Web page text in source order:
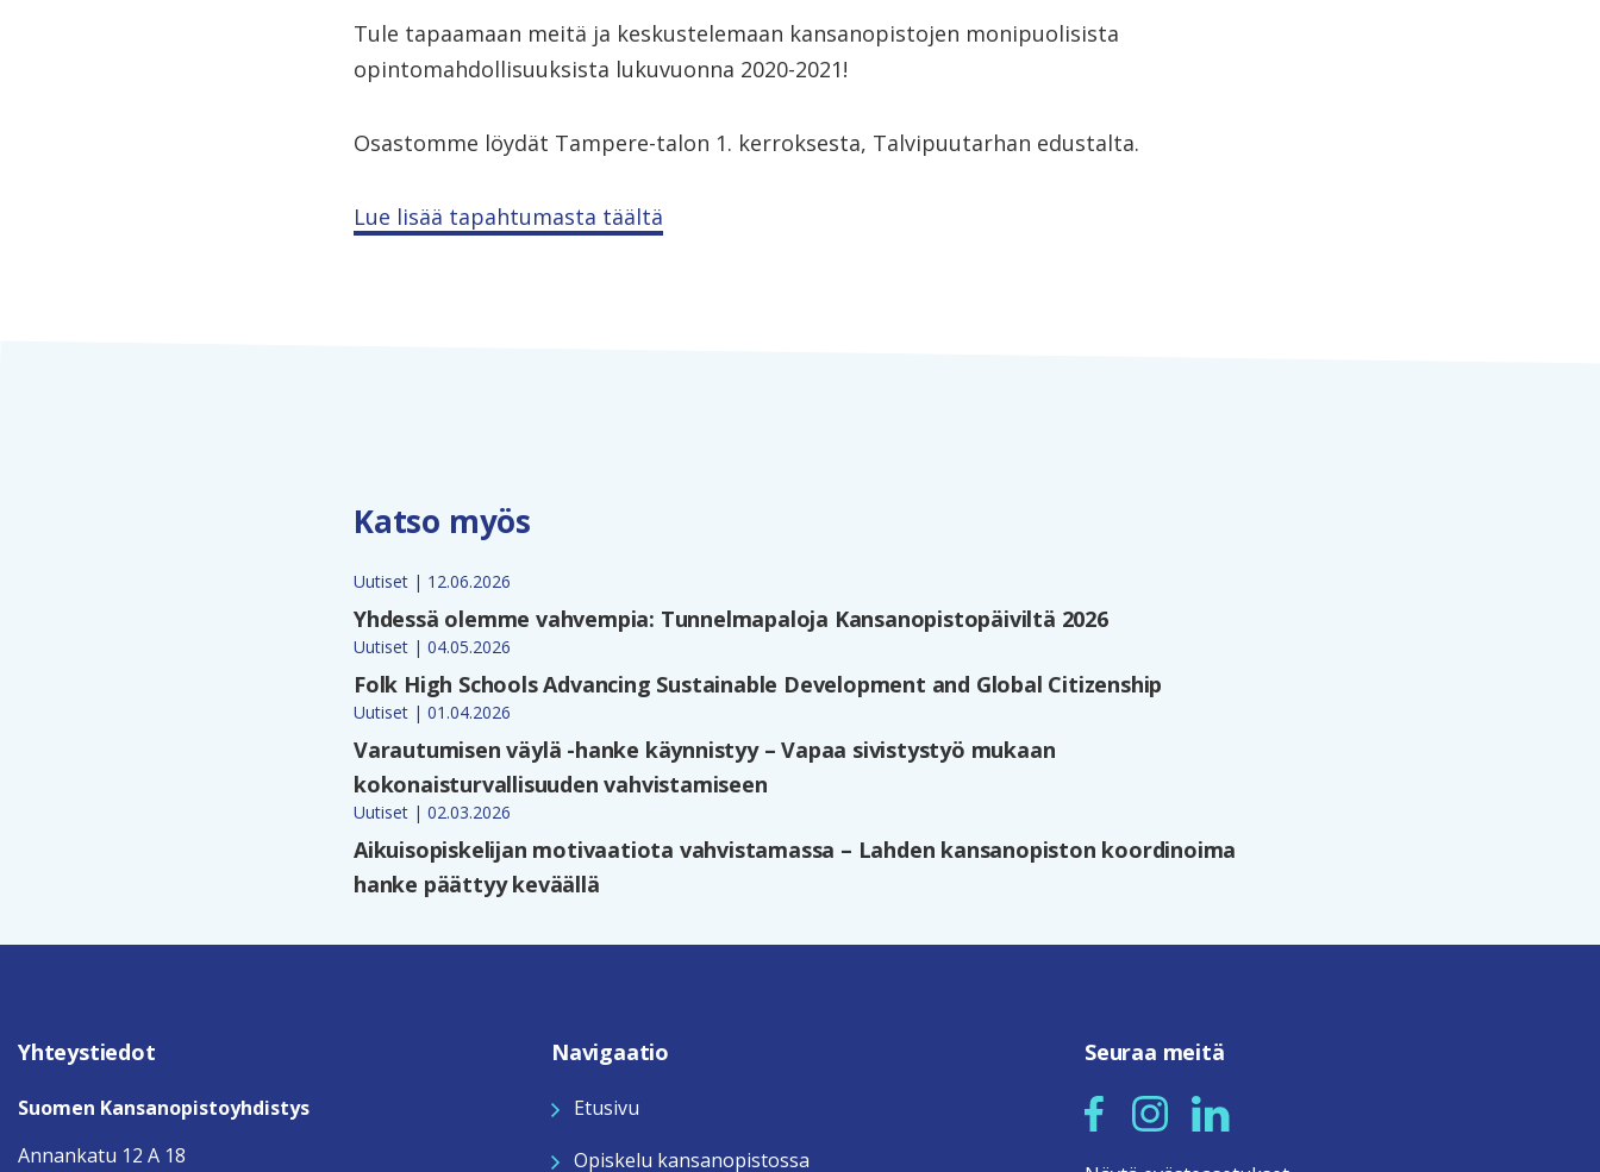
Tule tapaamaan meitä ja keskustelemaan kansanopistojen monipuolisista
opintomahdollisuuksista lukuvuonna 2020-2021!
Osastomme löydät Tampere-talon 1. kerroksesta, Talvipuutarhan edustalta.
Lue lisää tapahtumasta täältä
Katso myös
Uutiset | 12.06.2026
Yhdessä olemme vahvempia: Tunnelmapaloja Kansanopistopäiviltä 2026
Uutiset | 04.05.2026
Folk High Schools Advancing Sustainable Development and Global Citizenship
Uutiset | 01.04.2026
Varautumisen väylä -hanke käynnistyy – Vapaa sivistystyö mukaan
kokonaisturvallisuuden vahvistamiseen
Uutiset | 02.03.2026
Aikuisopiskelijan motivaatiota vahvistamassa – Lahden kansanopiston koordinoima
hanke päättyy keväällä
Yhteystiedot
Suomen Kansanopistoyhdistys
Annankatu 12 A 18
Navigaatio
Etusivu
Opiskelu kansanopistossa
Seuraa meitä